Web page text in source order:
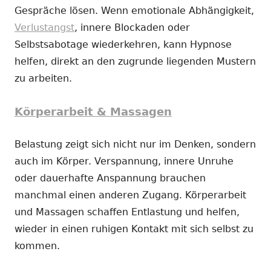
Gespräche lösen. Wenn emotionale Abhängigkeit,
Verlustangst, innere Blockaden oder
Selbstsabotage wiederkehren, kann Hypnose
helfen, direkt an den zugrunde liegenden Mustern
zu arbeiten.
Körperarbeit & Massagen
Belastung zeigt sich nicht nur im Denken, sondern
auch im Körper. Verspannung, innere Unruhe
oder dauerhafte Anspannung brauchen
manchmal einen anderen Zugang. Körperarbeit
und Massagen schaffen Entlastung und helfen,
wieder in einen ruhigen Kontakt mit sich selbst zu
kommen.